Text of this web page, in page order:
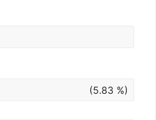
(5.83 %)